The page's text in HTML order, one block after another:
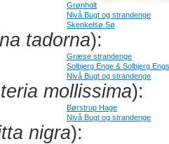
Grønholt
Nivå Bugt og strandenge
Skenkelsø Sø
tadorna):
Græse strandenge
Solbjerg Enge & Solbjerg
Nivå Bugt og strandenge
mollissima):
Børstrup Hage
Nivå Bugt og strandenge
nigra):